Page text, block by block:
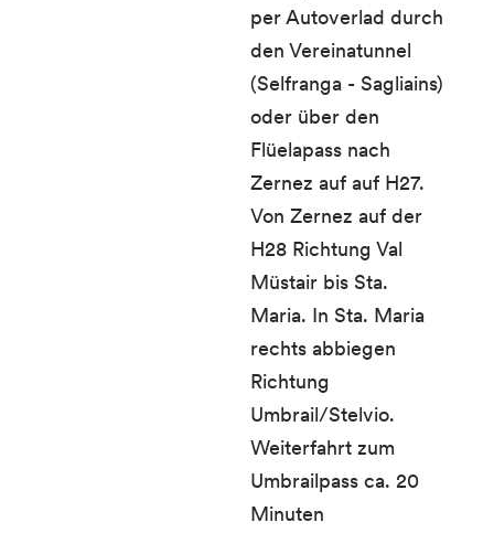
per Autoverlad durch
den Vereinatunnel
(Selfranga - Sagliains)
oder über den
Flüelapass nach
Zernez auf auf H27.
Von Zernez auf der
H28 Richtung Val
Müstair bis Sta.
Maria. In Sta. Maria
rechts abbiegen
Richtung
Umbrail/Stelvio.
Weiterfahrt zum
Umbrailpass ca. 20
Minuten